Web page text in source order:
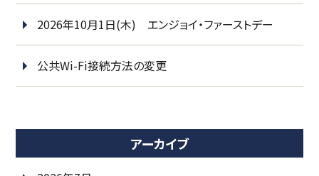
2026年10月1日(木) エンジョイ・ファーストデー
公共Wi-Fi接続方法の変更
アーカイブ